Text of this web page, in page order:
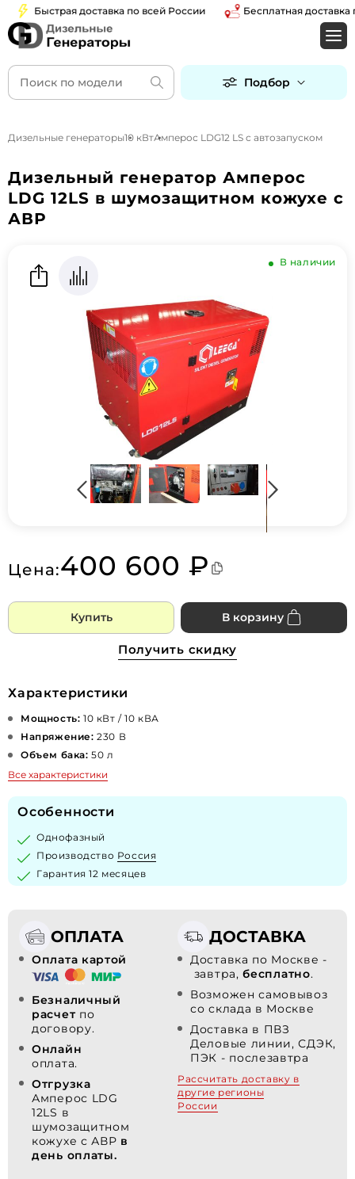
Быстрая доставка по всей России Бесплатная доставка по
Подбор
Дизельные генераторы10 кВтАмперос LDG12 LS с автозапуском
Дизельный генератор Амперос
LDG 12LS в шумозащитном кожухе с
АВР
В наличии
Цена:400 600 ₽
Купить В корзину
Получить скидку
Характеристики
Мощность: 10 кВт / 10 кВА
Напряжение: 230 В
Объем бака: 50 л
Все характеристики
Особенности
Однофазный
Производство Россия
Гарантия 12 месяцев
ОПЛАТА
Оплата картой
Безналичный
расчет по
договору.
Онлайн
оплата.
Отгрузка
Амперос LDG
12LS в
шумозащитном
кожухе с АВР в
день оплаты.
ДОСТАВКА
Доставка по Москве -
завтра,бесплатно.
Возможен самовывоз
со склада в Москве
Доставка в ПВЗ
Деловые линии, СДЭК,
ПЭК - послезавтра
Рассчитать доставку в
другие регионы
России